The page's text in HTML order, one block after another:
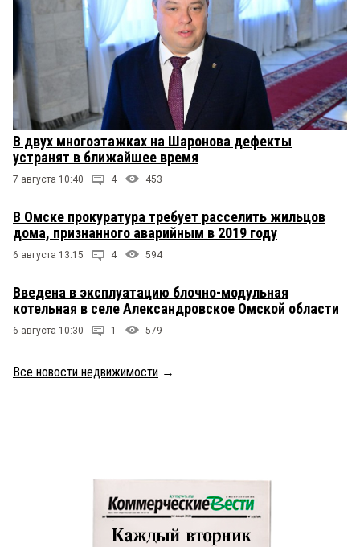
В двух многоэтажках на Шаронова дефекты
устранят в ближайшее время
7 августа 10:40 4 453
В Омске прокуратура требует расселить жильцов
дома, признанного аварийным в 2019 году
6 августа 13:15 4 594
Введена в эксплуатацию блочно-модульная
котельная в селе Александровское Омской области
6 августа 10:30 1 579
Все новости недвижимости →